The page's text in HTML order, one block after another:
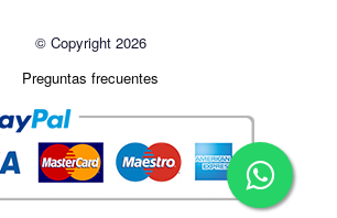
© Copyright 2026
Preguntas frecuentes